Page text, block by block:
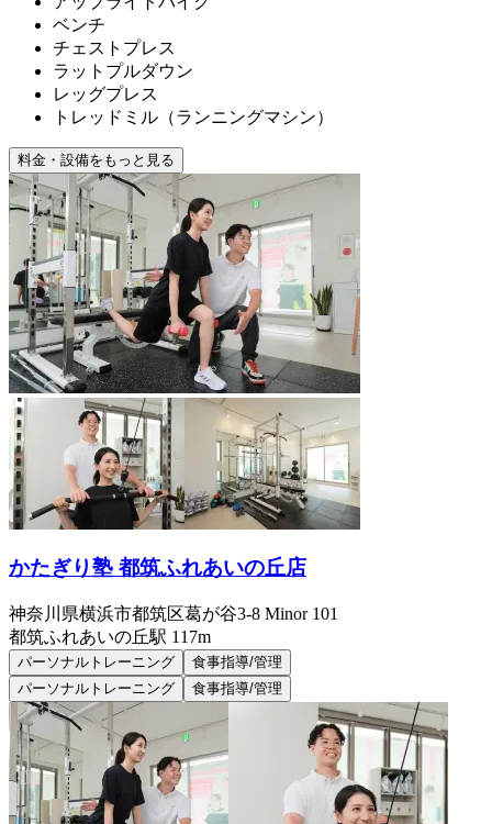
ベンチ
チェストプレス
ラットプルダウン
レッグプレス
トレッドミル（ランニングマシン）
料金・設備をもっと見る
かたぎり塾 都筑ふれあいの丘店
神奈川県横浜市都筑区葛が谷3-8 Minor 101
都筑ふれあいの丘駅 117m
パーソナルトレーニング
食事指導/管理
パーソナルトレーニング
食事指導/管理